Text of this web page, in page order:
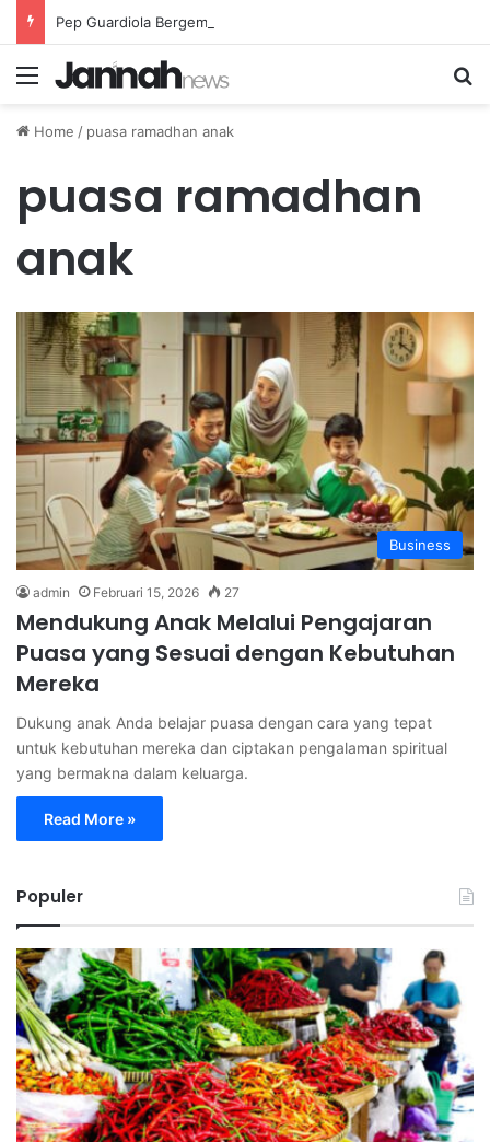
Menu
Home / puasa ramadhan anak
puasa ramadhan
anak
Business
admin Februari 15, 2026 27
Mendukung Anak Melalui Pengajaran
Puasa yang Sesuai dengan Kebutuhan
Mereka
Dukung anak Anda belajar puasa dengan cara yang tepat
untuk kebutuhan mereka dan ciptakan pengalaman spiritual
yang bermakna dalam keluarga.
Read More »
Populer